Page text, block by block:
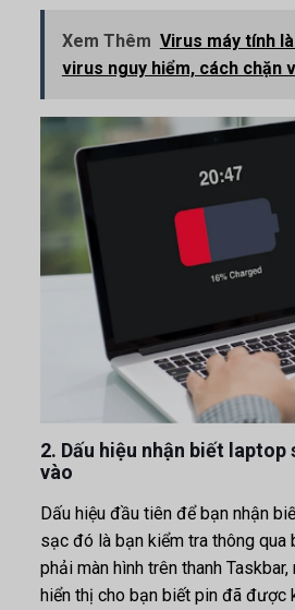
Xem Thêm Virus máy tính
virus nguy hiểm, cách chặn
2. Dấu hiệu nhận biết laptop
vào
Dấu hiệu đầu tiên để bạn nhận
sạc đó là bạn kiểm tra thông qua
phải màn hình trên thanh
hiển thị cho bạn biết pin đã được